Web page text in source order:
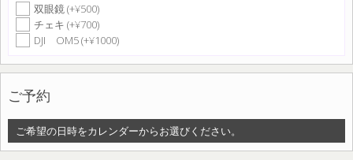
双眼鏡 (+¥500)
チェキ (+¥700)
DJI OM5 (+¥1000)
ご予約
ご希望の日時をカレンダーからお選びください。